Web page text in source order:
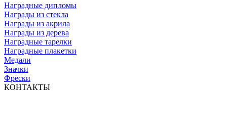
Наградные дипломы
Награды из стекла
Награды из акрила
Награды из дерева
Наградные тарелки
Наградные плакетки
Медали
Значки
Фрески
КОНТАКТЫ